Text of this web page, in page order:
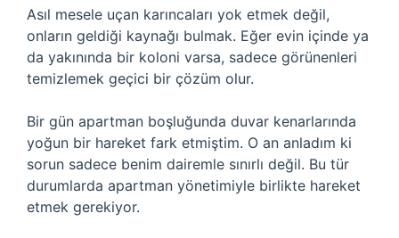
Asıl mesele uçan karıncaları yok etmek değil,
onların geldiği kaynağı bulmak. Eğer evin içinde ya
da yakınında bir koloni varsa, sadece görünenleri
temizlemek geçici bir çözüm olur.
Bir gün apartman boşluğunda duvar kenarlarında
yoğun bir hareket fark etmiştim. O an anladım ki
sorun sadece benim dairemle sınırlı değil. Bu tür
durumlarda apartman yönetimiyle birlikte hareket
etmek gerekiyor.